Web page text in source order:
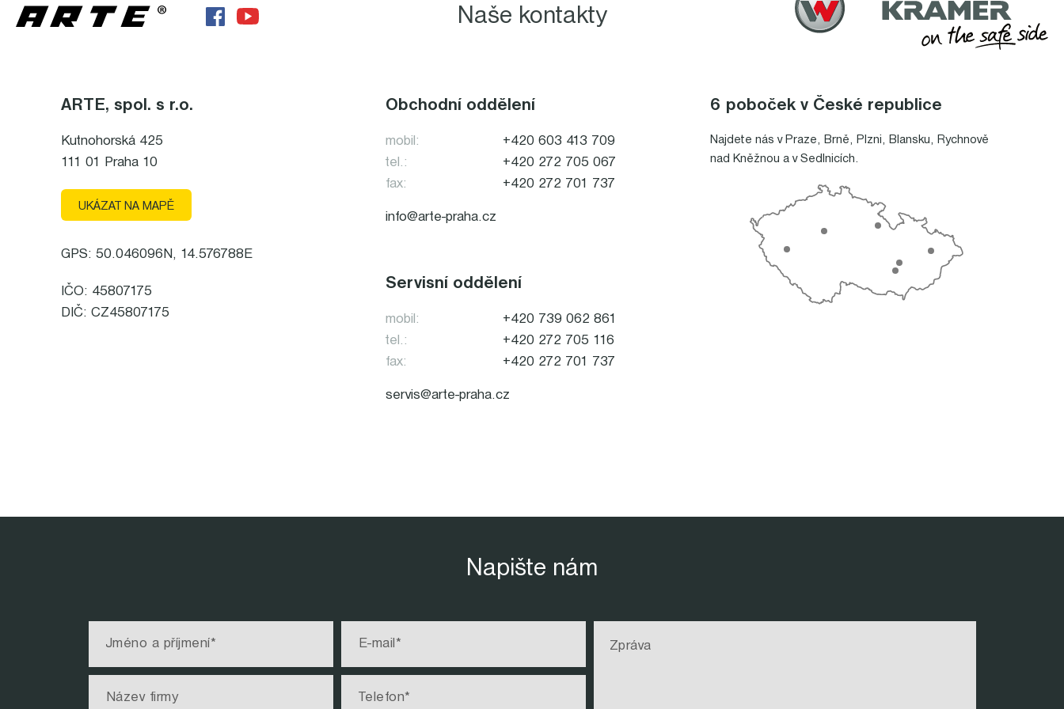
Naše kontakty
ARTE, spol. s r.o.
Kutnohorská 425
111 01 Praha 10
UKÁZAT NA MAPĚ
GPS: 50.046096N, 14.576788E
IČO: 45807175
DIČ: CZ45807175
Obchodní oddělení
mobil:
+420 603 413 709
tel.:
+420 272 705 067
fax:
+420 272 701 737
info@arte-praha.cz
Servisní oddělení
mobil:
+420 739 062 861
tel.:
+420 272 705 116
fax:
+420 272 701 737
servis@arte-praha.cz
6 poboček v České republice
Najdete nás v Praze, Brně, Plzni, Blansku, Rychnově
nad Kněžnou a v Sedlnicích.
Napište nám